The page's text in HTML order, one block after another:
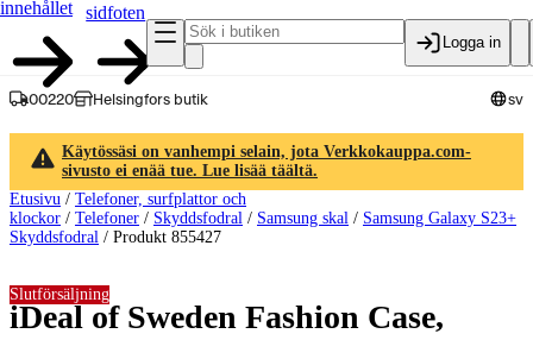
innehållet
sidfoten
Logga in
00220 Helsingfors butik sv
Käytössäsi on vanhempi selain, jota Verkkokauppa.com-
sivusto ei enää tue. Lue lisää täältä.
Etusivu / Telefoner, surfplattor och
klockor / Telefoner / Skyddsfodral / Samsung skal / Samsung Galaxy S23+
Skyddsfodral / Produkt 855427
iDeal of Sweden Fashion Case,
Slutförsäljning